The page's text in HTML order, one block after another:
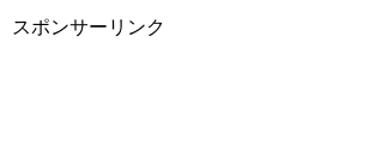
スポンサーリンク